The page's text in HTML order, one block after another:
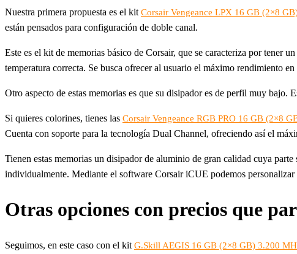
Nuestra primera propuesta es el kit Corsair Vengeance LPX 16 GB (2×8
están pensados para configuración de doble canal.
Este es el kit de memorias básico de Corsair, que se caracteriza por tener
temperatura correcta. Se busca ofrecer al usuario el máximo rendimiento
Otro aspecto de estas memorias es que su disipador es de perfil muy
Si quieres colorines, tienes las Corsair Vengeance RGB PRO 16 GB (2×8
Cuenta con soporte para la tecnología Dual Channel, ofreciendo así el
Tienen estas memorias un disipador de aluminio de gran calidad cuya
individualmente. Mediante el software Corsair iCUE podemos
Otras opciones con precios que
Seguimos, en este caso con el kit G.Skill AEGIS 16 GB (2×8 GB) 3.200